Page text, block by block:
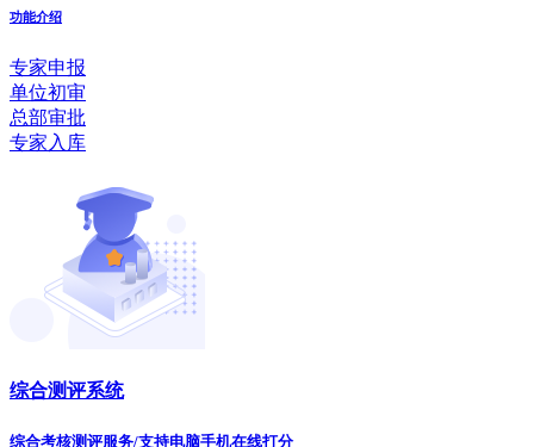
功能介绍
专家申报
单位初审
总部审批
专家入库
综合测评系统
综合考核测评服务/支持电脑手机在线打分